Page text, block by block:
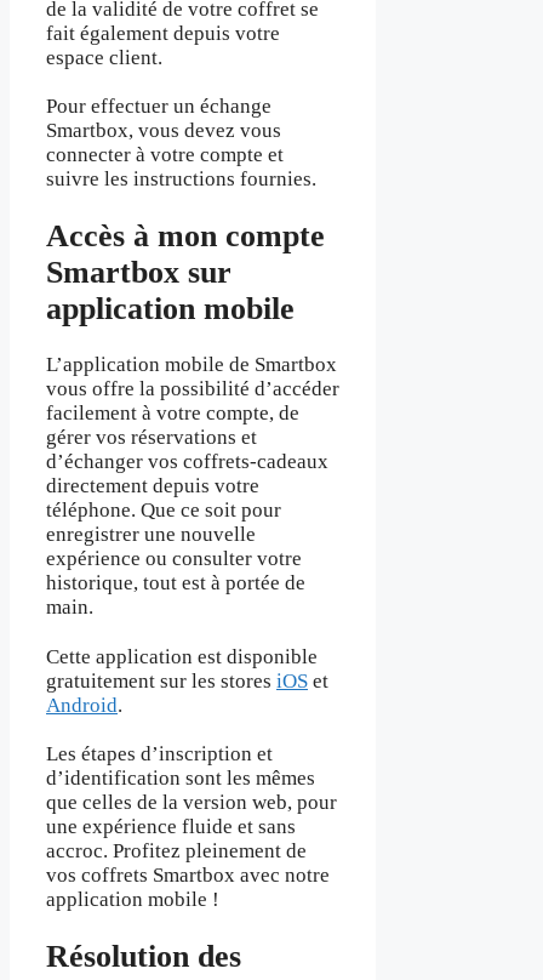
de la validité de votre coffret se
fait également depuis votre
espace client.
Pour effectuer un échange
Smartbox, vous devez vous
connecter à votre compte et
suivre les instructions fournies.
Accès à mon compte
Smartbox sur
application mobile
L’application mobile de Smartbox
vous offre la possibilité d’accéder
facilement à votre compte, de
gérer vos réservations et
d’échanger vos coffrets-cadeaux
directement depuis votre
téléphone. Que ce soit pour
enregistrer une nouvelle
expérience ou consulter votre
historique, tout est à portée de
main.
Cette application est disponible
gratuitement sur les stores iOS et
Android.
Les étapes d’inscription et
d’identification sont les mêmes
que celles de la version web, pour
une expérience fluide et sans
accroc. Profitez pleinement de
vos coffrets Smartbox avec notre
application mobile !
Résolution des